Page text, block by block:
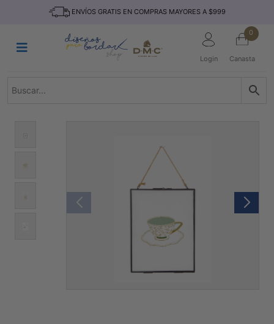
ENVÍOS GRATIS EN COMPRAS MAYORES A $999
Login
0
Canasta
TEJIDO
TEMÁTICO
DESCUENTOS